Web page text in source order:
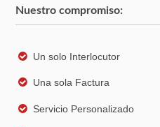
Nuestro compromiso:
Un solo Interlocutor
Una sola Factura
Servicio Personalizado